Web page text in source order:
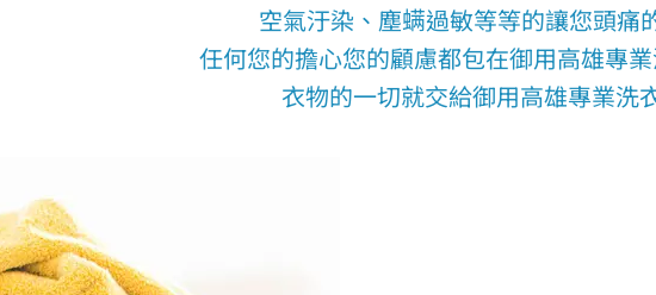
空氣汙染、塵螨過敏等等的讓您頭痛
任何您的擔心您的顧慮都包在御用高雄專業
衣物的一切就交給御用高雄專業洗